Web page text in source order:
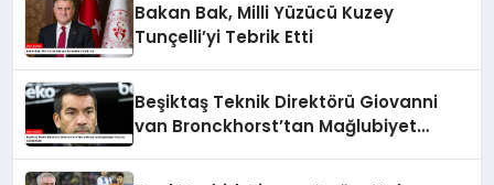
Bakan Bak, Milli Yüzücü Kuzey
Tunçelli’yi Tebrik Etti
Beşiktaş Teknik Direktörü Giovanni
van Bronckhorst’tan Mağlubiyet